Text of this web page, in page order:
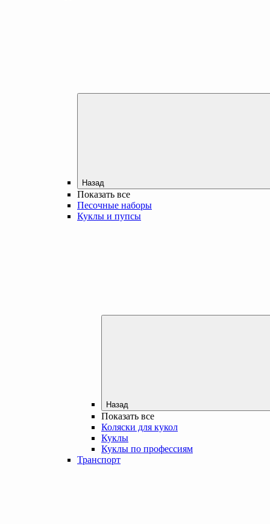
Назад
Показать все
Песочные наборы
Куклы и пупсы
Назад
Показать все
Коляски для кукол
Куклы
Куклы по профессиям
Транспорт